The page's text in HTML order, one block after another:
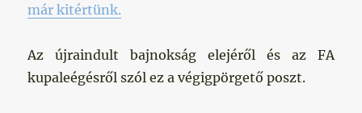
már kitértünk.
Az újraindult bajnokság elejéről és az FA
kupaleégésről szól ez a végigpörgető poszt.